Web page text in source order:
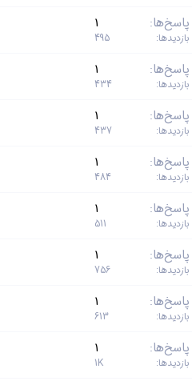
پاسخ‌ها 1
بازدیدها 495
پاسخ‌ها 1
بازدیدها 434
پاسخ‌ها 1
بازدیدها 437
پاسخ‌ها 1
بازدیدها 484
پاسخ‌ها 1
بازدیدها 511
پاسخ‌ها 1
بازدیدها 756
پاسخ‌ها 1
بازدیدها 613
پاسخ‌ها 1
بازدیدها 1K